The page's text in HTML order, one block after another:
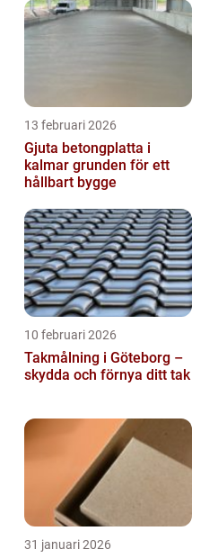
13 februari 2026
Gjuta betongplatta i
kalmar grunden för ett
hållbart bygge
10 februari 2026
Takmålning i Göteborg –
skydda och förnya ditt tak
31 januari 2026